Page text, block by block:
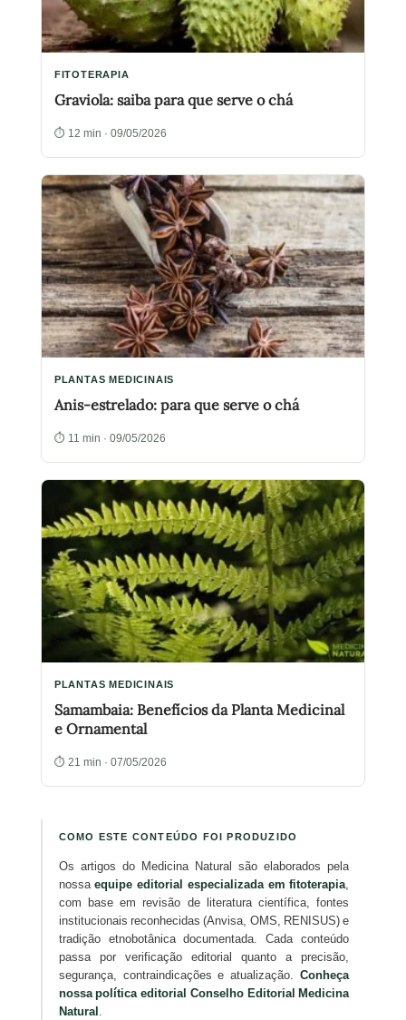
FITOTERAPIA
Graviola: saiba para que serve o chá
⏱ 12 min · 09/05/2026
PLANTAS MEDICINAIS
Anis-estrelado: para que serve o chá
⏱ 11 min · 09/05/2026
PLANTAS MEDICINAIS
Samambaia: Benefícios da Planta Medicinal
e Ornamental
⏱ 21 min · 07/05/2026
COMO ESTE CONTEÚDO FOI PRODUZIDO
Os artigos do Medicina Natural são elaborados pela
nossaequipe editorial especializada em fitoterapia,
com base em revisão de literatura científica, fontes
institucionais reconhecidas (Anvisa, OMS, RENISUS) e
tradição etnobotânica documentada. Cada conteúdo
passa por verificação editorial quanto a precisão,
segurança, contraindicações e atualização.Conheça
nossa política editorial Conselho Editorial Medicina
Natural.